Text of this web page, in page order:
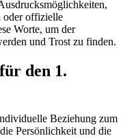
oder offizielle
Worte, um der
und Trost zu finden.
den 1.
Beziehung zum
Persönlichkeit und die